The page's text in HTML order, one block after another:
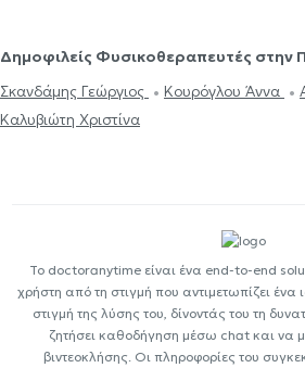
Δημοφιλείς Φυσικοθεραπευτές στην
Σκανδάμης Γεώργιος
Κουρόγλου Άννα
Καλυβιώτη Χριστίνα
Το doctoranytime είναι ένα end-to-end
χρήστη από τη στιγμή που αντιμετωπίζει ένα
στιγμή της λύσης του, δίνοντάς του τη
ζητήσει καθοδήγηση μέσω chat και να
βιντεοκλήσης. Οι πληροφορίες του